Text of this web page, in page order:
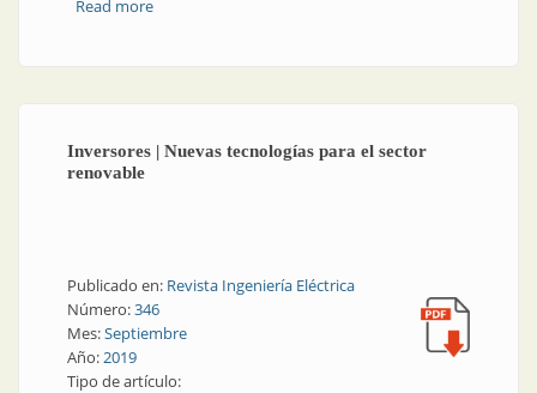
Read moreabout Variadores de velocidad | Variador de
Inversores | Nuevas tecnologías para el sector
renovable
Publicado en: Revista Ingeniería Eléctrica
Número:346
Mes:Septiembre
Año:2019
Tipo de artículo: